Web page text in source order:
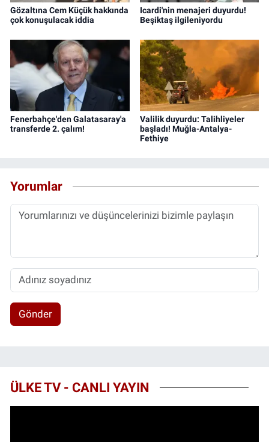
Gözaltına Cem Küçük hakkında
çok konuşulacak iddia
Icardi'nin menajeri duyurdu!
Beşiktaş ilgileniyordu
Fenerbahçe'den Galatasaray'a
transferde 2. çalım!
Valilik duyurdu: Talihliyeler
başladı! Muğla-Antalya-
Fethiye
Yorumlar
Gönder
ÜLKE TV - CANLI YAYIN